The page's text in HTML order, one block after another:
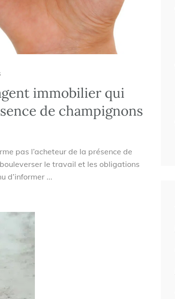
immobilier qui
de champignons
pas l’acheteur de la présence de
le travail et les obligations
d’informer ...